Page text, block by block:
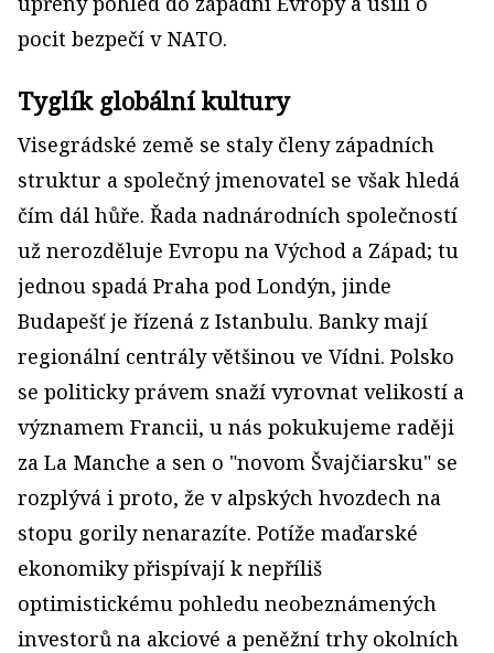
pocit bezpečí v NATO.
Tyglík globální kultury
Visegrádské země se staly členy západních
struktur a společný jmenovatel se však hledá
čím dál hůře. Řada nadnárodních společností
už nerozděluje Evropu na Východ a Západ; tu
jednou spadá Praha pod Londýn, jinde
Budapešť je řízená z Istanbulu. Banky mají
regionální centrály většinou ve Vídni. Polsko
se politicky právem snaží vyrovnat velikostí a
významem Francii, u nás pokukujeme raději
za La Manche a sen o "novom Švajčiarsku" se
rozplývá i proto, že v alpských hvozdech na
stopu gorily nenarazíte. Potíže maďarské
ekonomiky přispívají k nepříliš
optimistickému pohledu neobeznámených
investorů na akciové a peněžní trhy okolních